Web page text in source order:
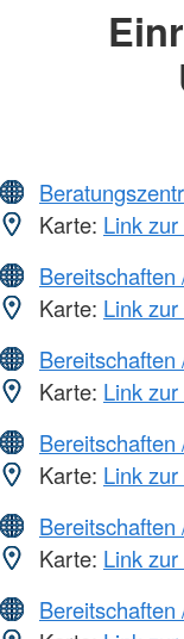
Karte: Link
Karte: Link
Karte: Link
Karte: Link
Karte: Link